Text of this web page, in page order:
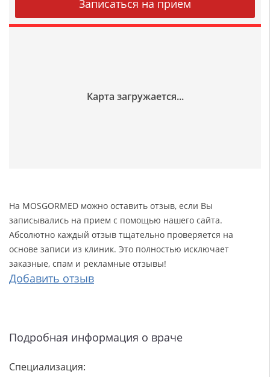
На MOSGORMED можно оставить отзыв, если Вы
записывались на прием с помощью нашего сайта.
Абсолютно каждый отзыв тщательно проверяется на
основе записи из клиник. Это полностью исключает
заказные, спам и рекламные отзывы!
Добавить отзыв
Подробная информация о враче
Специализация: